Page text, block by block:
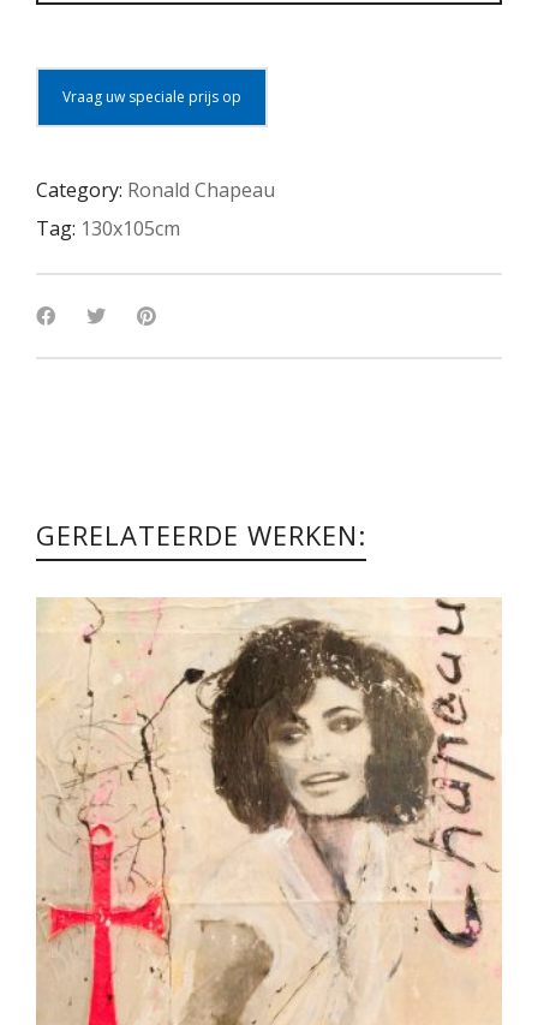
Vraag uw speciale prijs op
Category: Ronald Chapeau
Tag: 130x105cm
GERELATEERDE WERKEN: